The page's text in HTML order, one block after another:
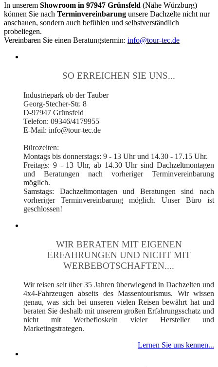
In unserem Showroom in 97947 Grünsfeld (Nähe Würzburg)
können Sie nach Terminvereinbarung unsere Dachzelte nicht nur
anschauen, sondern auch befühlen und selbstverständlich
probeliegen.
Vereinbaren Sie einen Beratungstermin: info@tour-tec.de
SO ERREICHEN SIE UNS...
Industriepark ob der Tauber
Georg-Stecher-Str. 8
D-97947 Grünsfeld
Telefon: 09346/4179955
E-Mail: info@tour-tec.de
Bürozeiten:
Montags bis donnerstags: 9 - 13 Uhr und 14.30 - 17.15 Uhr.
Freitags: 9 - 13 Uhr, ab 14.30 Uhr sind Dachzeltmontagen
und Beratungen nach vorheriger Terminvereinbarung
möglich.
Samstags: Dachzeltmontagen und Beratungen sind nach
vorheriger Terminvereinbarung möglich. Unser Büro ist
geschlossen!
WIR BERATEN MIT EIGENEN
ERFAHRUNGEN UND NICHT MIT
WERBEBOTSCHAFTEN....
Wir reisen seit über 35 Jahren überwiegend in Dachzelten und
4x4-Fahrzeugen abseits des Massentourismus. Wir wissen
genau, was sich bei unseren vielen Reisen bewährt hat und
beraten Sie deshalb mit unserem großen Erfahrungsschatz und
nicht mit Werbefloskeln vieler Hersteller und
Marketingstrategen.
Lernen Sie uns kennen...